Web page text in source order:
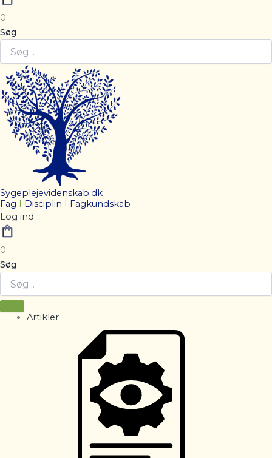
0
Søg
Sygeplejevidenskab.dk
Fag
Disciplin
Fagkundskab
Log ind
0
Søg
Artikler